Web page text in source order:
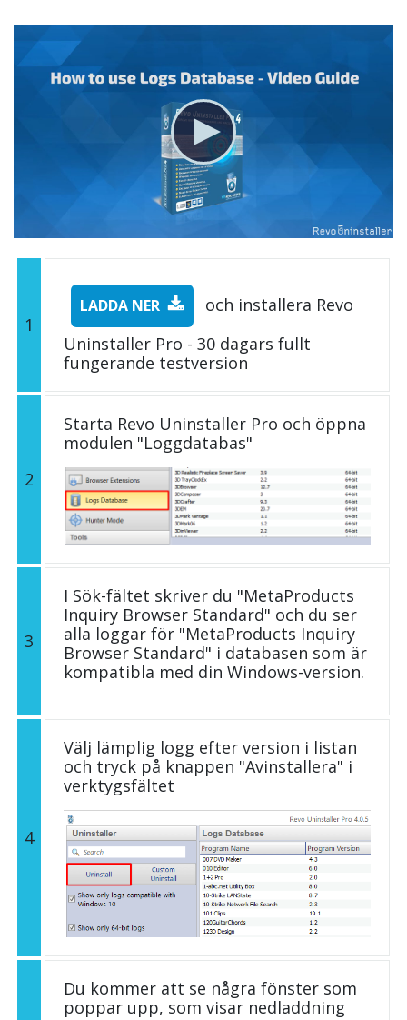
1
LADDA NER
och installera Revo
Uninstaller Pro - 30 dagars fullt
fungerande testversion
2
Starta Revo Uninstaller Pro och öppna
modulen "Loggdatabas"
3
I Sök-fältet skriver du "MetaProducts
Inquiry Browser Standard" och du ser
alla loggar för "MetaProducts Inquiry
Browser Standard" i databasen som är
kompatibla med din Windows-version.
4
Välj lämplig logg efter version i listan
och tryck på knappen "Avinstallera" i
verktygsfältet
Du kommer att se några fönster som
poppar upp, som visar nedladdning